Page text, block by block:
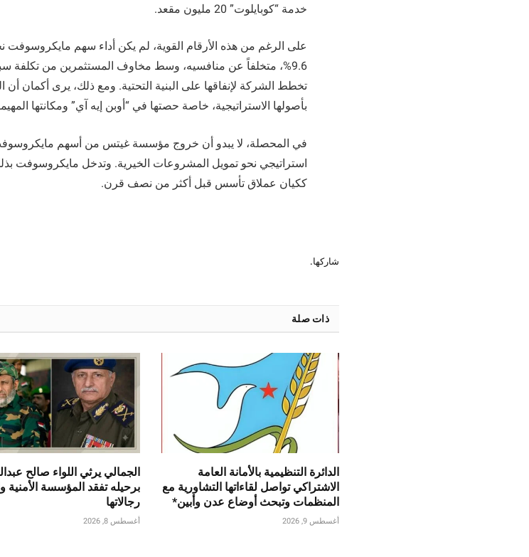
خدمة “كوبايلوت” 20 مليون مقعد.
على الرغم من هذه الأرقام القوية، لم يكن أداء سهم مايكروسوفت
9.6%، متخلفاً عن منافسيه، وسط مخاوف المستثمرين من تكلفة
تخطط الشركة لإنفاقها على البنية التحتية. ومع ذلك، يرى أكمان أن
بأصولها الاستراتيجية، خاصة حصتها في “أوبن إيه آي” ومكانتها
في المحصلة، لا يبدو أن خروج مؤسسة غيتس من أسهم
استراتيجي نحو تمويل المشروعات الخيرية. وتدخل مايكروسوفت
ككيان عملاق تأسس قبل أكثر من نصف قرن.
شاركها.
ذات صلة
الدائرة التنظيمية بالأمانة العامة
الاشتراكي تواصل لقاءاتها التشاورية مع
المنظمات وتبحث أوضاع عدن وأبين*
أغسطس 9, 2026
الجمالي يرثي اللواء صالح
برحيله تفقد المؤسسة الأمنية
رجالاتها
أغسطس 8, 2026